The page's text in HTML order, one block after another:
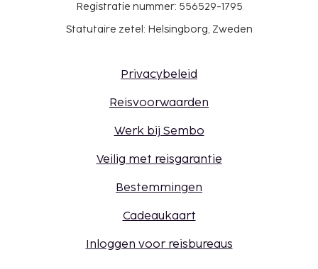
Registratie nummer: 556529-1795
Statutaire zetel: Helsingborg, Zweden
Privacybeleid
Reisvoorwaarden
Werk bij Sembo
Veilig met reisgarantie
Bestemmingen
Cadeaukaart
Inloggen voor reisbureaus